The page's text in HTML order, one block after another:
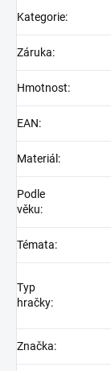
Kategorie:
Záruka:
Hmotnost:
EAN:
Materiál :
Podle
věku:
Témata:
Typ
hračky:
Značka: